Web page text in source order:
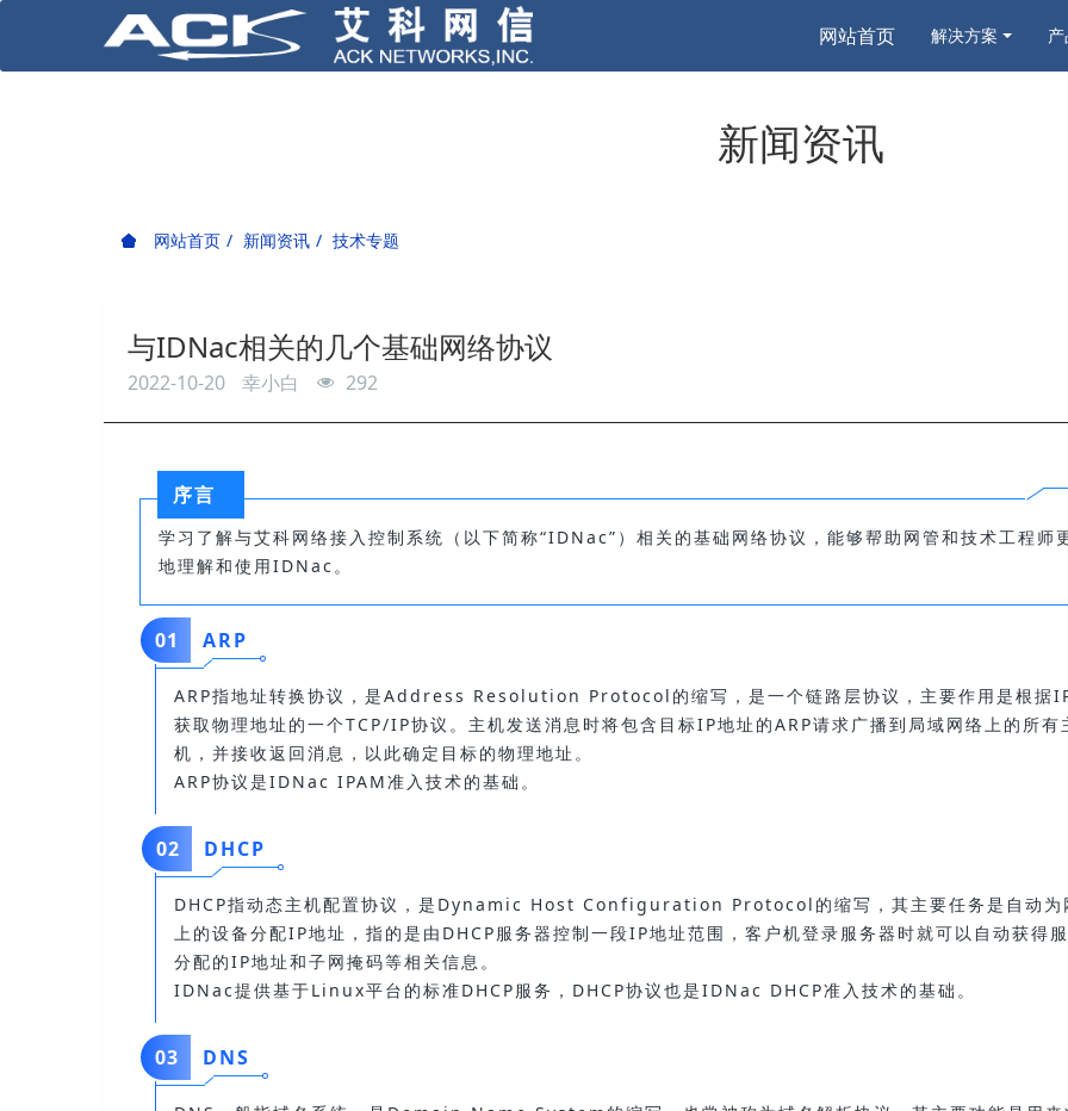
网站首页 解决方案
新闻资讯
网站首页 新闻资讯 技术专题
与IDNac相关的几个基础网络协议
2022-10-20 幸小白 292
序言
学习了解与艾科网络接入控制系统（以下简称“IDNac”）相关的基础网络协议，能够帮助网管和技术工程师
地理解和使用IDNac。
01 ARP
ARP指地址转换协议，是Address Resolution Protocol的缩写，是一个链路层协议，主要作用是根据
获取物理地址的一个TCP/IP协议。主机发送消息时将包含目标IP地址的ARP请求广播到局域网络上的所有
机，并接收返回消息，以此确定目标的物理地址。
ARP协议是IDNac IPAM准入技术的基础。
02 DHCP
DHCP指动态主机配置协议，是Dynamic Host Configuration Protocol的缩写，其主要任务是自动为
上的设备分配IP地址，指的是由DHCP服务器控制一段IP地址范围，客户机登录服务器时就可以自动获得
分配的IP地址和子网掩码等相关信息。
IDNac提供基于Linux平台的标准DHCP服务，DHCP协议也是IDNac DHCP准入技术的基础。
03 DNS